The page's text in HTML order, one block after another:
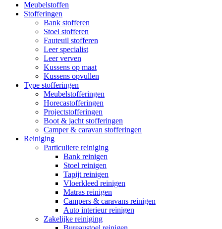
Meubelstoffen
Stofferingen
Bank stofferen
Stoel stofferen
Fauteuil stofferen
Leer specialist
Leer verven
Kussens op maat
Kussens opvullen
Type stofferingen
Meubelstofferingen
Horecastofferingen
Projectstofferingen
Boot & jacht stofferingen
Camper & caravan stofferingen
Reiniging
Particuliere reiniging
Bank reinigen
Stoel reinigen
Tapijt reinigen
Vloerkleed reinigen
Matras reinigen
Campers & caravans reinigen
Auto interieur reinigen
Zakelijke reiniging